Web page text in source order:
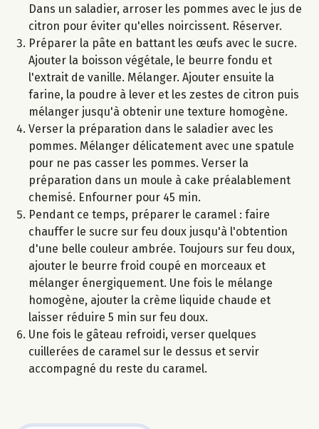
Dans un saladier, arroser les pommes avec le jus de
citron pour éviter qu'elles noircissent. Réserver.
Préparer la pâte en battant les œufs avec le sucre.
Ajouter la boisson végétale, le beurre fondu et
l'extrait de vanille. Mélanger. Ajouter ensuite la
farine, la poudre à lever et les zestes de citron puis
mélanger jusqu'à obtenir une texture homogène.
Verser la préparation dans le saladier avec les
pommes. Mélanger délicatement avec une spatule
pour ne pas casser les pommes. Verser la
préparation dans un moule à cake préalablement
chemisé. Enfourner pour 45 min.
Pendant ce temps, préparer le caramel : faire
chauffer le sucre sur feu doux jusqu'à l'obtention
d'une belle couleur ambrée. Toujours sur feu doux,
ajouter le beurre froid coupé en morceaux et
mélanger énergiquement. Une fois le mélange
homogène, ajouter la crème liquide chaude et
laisser réduire 5 min sur feu doux.
Une fois le gâteau refroidi, verser quelques
cuillerées de caramel sur le dessus et servir
accompagné du reste du caramel.